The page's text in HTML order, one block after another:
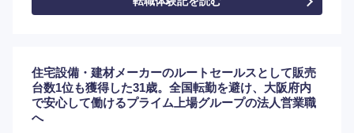
住宅設備・建材メーカーのルートセールスとして販売
台数1位も獲得した31歳。全国転勤を避け、大阪府内
で安心して働けるプライム上場グループの法人営業職
へ